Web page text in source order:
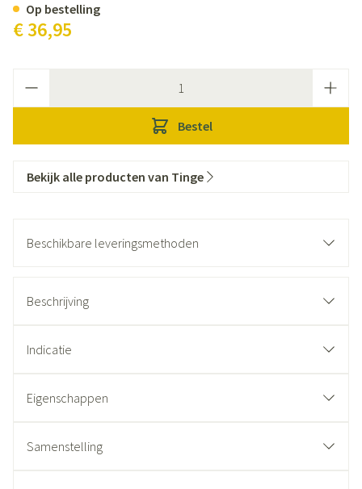
€ 36,95
Bestel
Op bestelling
Bekijk alle producten van Tinge
Beschikbare leveringsmethoden
Beschrijving
Indicatie
Eigenschappen
Samenstelling